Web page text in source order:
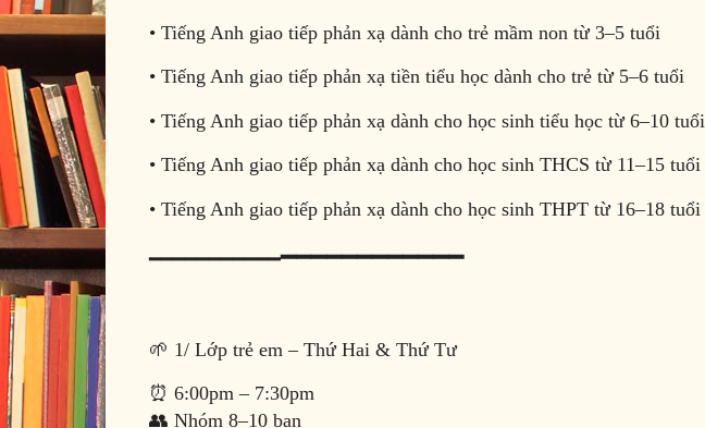
• Tiếng Anh giao tiếp phản xạ dành cho trẻ mầm non từ 3–5 tuổi
• Tiếng Anh giao tiếp phản xạ tiền tiểu học dành cho trẻ từ 5–6 tuổi
• Tiếng Anh giao tiếp phản xạ dành cho học sinh tiểu học từ 6–10 tuổi
• Tiếng Anh giao tiếp phản xạ dành cho học sinh THCS từ 11–15 tuổi
• Tiếng Anh giao tiếp phản xạ dành cho học sinh THPT từ 16–18 tuổi
━━━━━━━━━━━━━━━━━━━━━━━
🌱 1/ Lớp trẻ em – Thứ Hai & Thứ Tư
⏰ 6:00pm – 7:30pm
👥 Nhóm 8–10 bạn